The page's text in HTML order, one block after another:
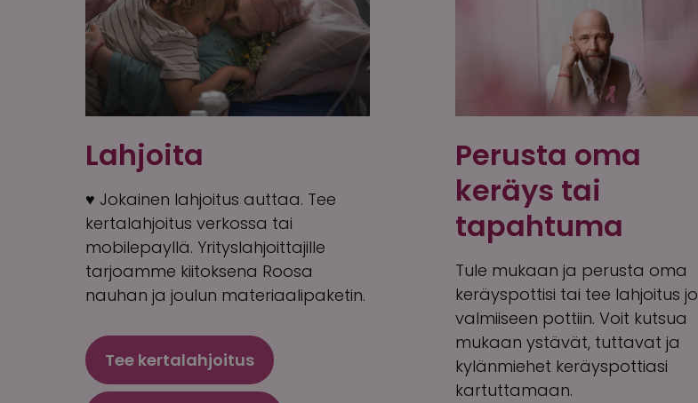
Lahjoita
♥ Jokainen lahjoitus auttaa. Tee
kertalahjoitus verkossa tai
mobilepayllä. Yrityslahjoittajille
tarjoamme kiitoksena Roosa
nauhan ja joulun materiaalipaketin.
Tee kertalahjoitus
Perusta oma
keräys tai
tapahtuma
Tule mukaan ja perusta oma
keräyspottisi tai tee lahjoitus jo
valmiiseen pottiin. Voit kutsua
mukaan ystävät, tuttavat ja
kylänmiehet keräyspottiasi
kartuttamaan.